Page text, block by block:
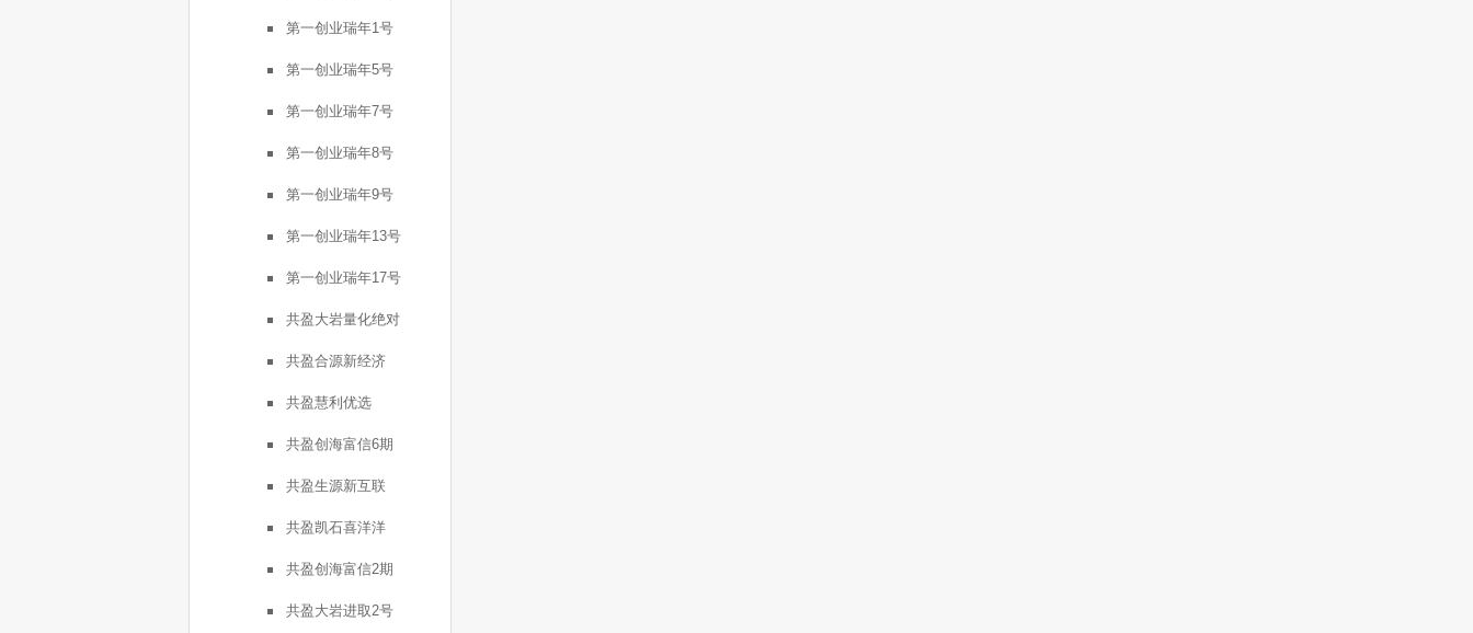
第一创业瑞年1号
第一创业瑞年5号
第一创业瑞年7号
第一创业瑞年8号
第一创业瑞年9号
第一创业瑞年13号
第一创业瑞年17号
共盈大岩量化绝对
共盈合源新经济
共盈慧利优选
共盈创海富信6期
共盈生源新互联
共盈凯石喜洋洋
共盈创海富信2期
共盈大岩进取2号